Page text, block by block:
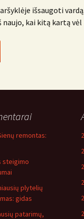
išsaugoti
naujo, kai kitą kartą
remontas:
steigimo
plytelių
gidas
patarimų,